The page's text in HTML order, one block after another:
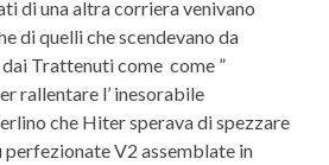
di una altra corriera venivano
di quelli che scendevano da
Trattenuti come come ”
rallentare l’ inesorabile
che Hiter sperava di spezzare
perfezionate V2 assemblate in